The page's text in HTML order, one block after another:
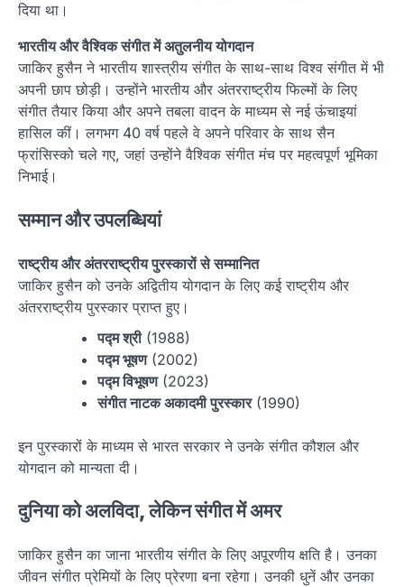
दिया था।
भारतीय और वैश्विक संगीत में अतुलनीय योगदान
जाकिर हुसैन ने भारतीय शास्त्रीय संगीत के साथ-साथ विश्व संगीत में भी
अपनी छाप छोड़ी। उन्होंने भारतीय और अंतरराष्ट्रीय फिल्मों के लिए
संगीत तैयार किया और अपने तबला वादन के माध्यम से नई ऊंचाइयां
हासिल कीं। लगभग 40 वर्ष पहले वे अपने परिवार के साथ सैन
फ्रांसिस्को चले गए, जहां उन्होंने वैश्विक संगीत मंच पर महत्वपूर्ण भूमिका
निभाई।
सम्मान और उपलब्धियां
राष्ट्रीय और अंतरराष्ट्रीय पुरस्कारों से सम्मानित
जाकिर हुसैन को उनके अद्वितीय योगदान के लिए कई राष्ट्रीय और
अंतरराष्ट्रीय पुरस्कार प्राप्त हुए।
पद्म श्री(1988)
पद्म भूषण(2002)
पद्म विभूषण(2023)
संगीत नाटक अकादमी पुरस्कार(1990)
इन पुरस्कारों के माध्यम से भारत सरकार ने उनके संगीत कौशल और
योगदान को मान्यता दी।
दुनिया को अलविदा, लेकिन संगीत में अमर
जाकिर हुसैन का जाना भारतीय संगीत के लिए अपूरणीय क्षति है। उनका
जीवन संगीत प्रेमियों के लिए प्रेरणा बना रहेगा। उनकी धुनें और उनका